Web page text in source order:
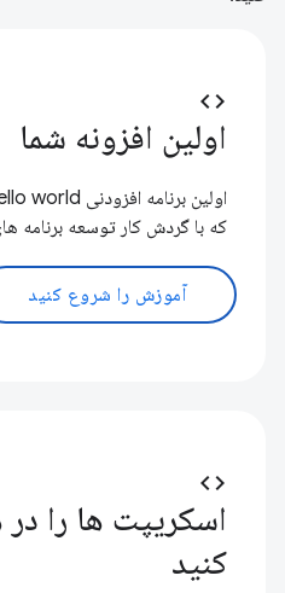
code
اولین افزونه شما
که با گردش کار توسعه برنامه
آموزش را شروع کنید
code
اسکریپت ها را
کنید